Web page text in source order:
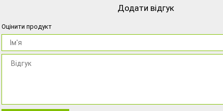
Додати відгук
Оцінити продукт